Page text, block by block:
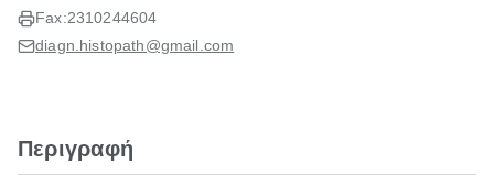
Fax:2310244604
diagn.histopath@gmail.com
Περιγραφή